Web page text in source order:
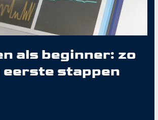
als beginner: zo
eerste stappen